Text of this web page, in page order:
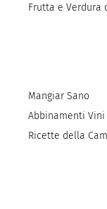
Frutta e Verdura
Mangiar Sano
Abbinamenti Vini
Ricette della